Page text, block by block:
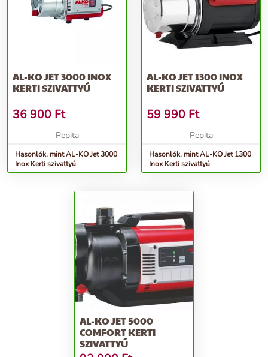
AL-KO JET 3000 INOX
KERTI SZIVATTYÚ
36 900 Ft
Pepita
Hasonlók, mint AL-KO Jet 3000
Inox Kerti szivattyú
AL-KO JET 1300 INOX
KERTI SZIVATTYÚ
59 990 Ft
Pepita
Hasonlók, mint AL-KO Jet 1300
Inox Kerti szivattyú
AL-KO JET 5000
COMFORT KERTI
SZIVATTYÚ